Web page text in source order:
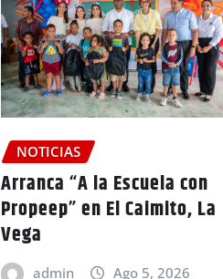
NOTICIAS
Arranca “A la Escuela con
Propeep” en El Caimito, La
Vega
admin Ago 5, 2026